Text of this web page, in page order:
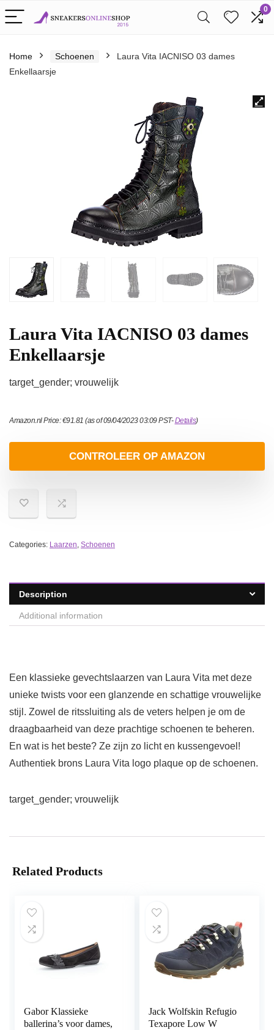
0
Home Schoenen
Laura Vita IACNISO 03 dames
Enkellaarsje
Laura Vita IACNISO 03 dames
Enkellaarsje
target_gender; vrouwelijk
Amazon.nl Price:€91.81 (as of 09/04/2023 03:09 PST-Details)
CONTROLEER OP AMAZON
Categories: Laarzen, Schoenen
Description
Additional information
Een klassieke gevechtslaarzen van Laura Vita met deze
unieke twists voor een glanzende en schattige vrouwelijke
stijl. Zowel de ritssluiting als de veters helpen je om de
draagbaarheid van deze prachtige schoenen te beheren.
En wat is het beste? Ze zijn zo licht en kussengevoel!
Authentiek brons Laura Vita logo plaque op de schoenen.
target_gender; vrouwelijk
Related Products
Gabor Klassieke
ballerina’s voor dames,
Jack Wolfskin Refugio
Texapore Low W